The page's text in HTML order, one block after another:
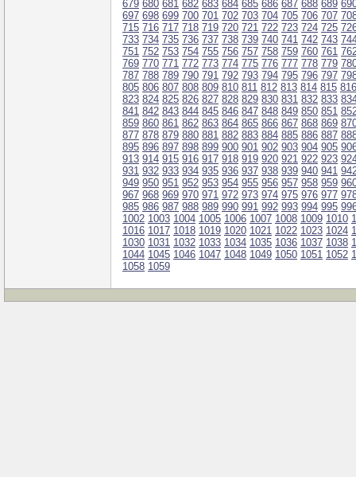
679 680 681 682 683 684 685 686 687 688 689
697 698 699 700 701 702 703 704 705 706 707
715 716 717 718 719 720 721 722 723 724 725
733 734 735 736 737 738 739 740 741 742 743
751 752 753 754 755 756 757 758 759 760 761
769 770 771 772 773 774 775 776 777 778 779
787 788 789 790 791 792 793 794 795 796 797
805 806 807 808 809 810 811 812 813 814 815 816
823 824 825 826 827 828 829 830 831 832 833
841 842 843 844 845 846 847 848 849 850 851
859 860 861 862 863 864 865 866 867 868 869
877 878 879 880 881 882 883 884 885 886 887
895 896 897 898 899 900 901 902 903 904 905
913 914 915 916 917 918 919 920 921 922 923
931 932 933 934 935 936 937 938 939 940 941
949 950 951 952 953 954 955 956 957 958 959
967 968 969 970 971 972 973 974 975 976 977
985 986 987 988 989 990 991 992 993 994 995
1002 1003 1004 1005 1006 1007 1008 1009 1010
1016 1017 1018 1019 1020 1021 1022 1023 1024
1030 1031 1032 1033 1034 1035 1036 1037 1038
1044 1045 1046 1047 1048 1049 1050 1051 1052
1058 1059